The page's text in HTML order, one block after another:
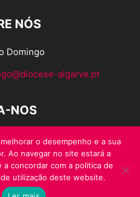
NÓS
Domingo
algarve.pt
NOS
o desempenho e a sua
Ao navegar no site estará a
concordar com a politica de
utilização deste website.